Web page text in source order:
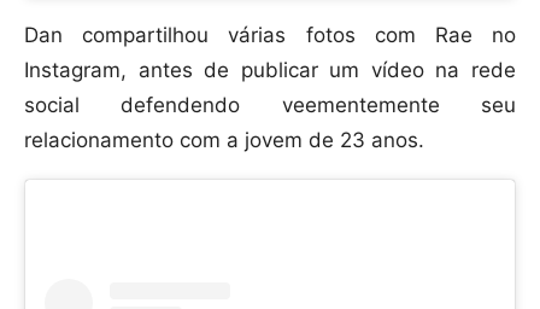
Dan compartilhou várias fotos com Rae no
Instagram, antes de publicar um vídeo na rede
social defendendo veementemente seu
relacionamento com a jovem de 23 anos.